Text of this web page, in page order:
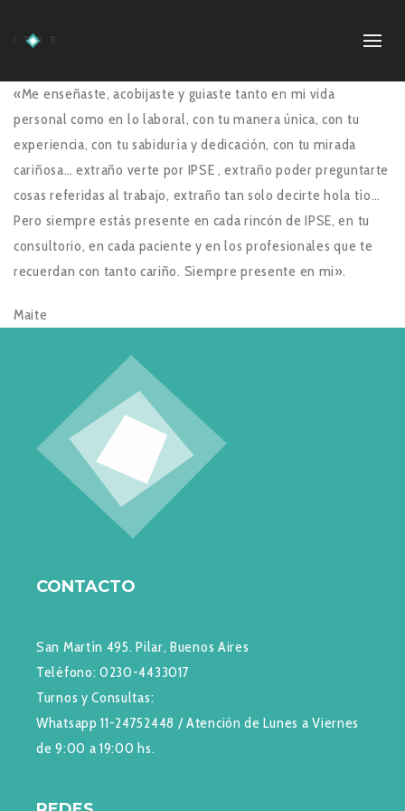
«Me enseñaste, acobijaste y guiaste tanto en mi vida
personal como en lo laboral, con tu manera única, con tu
experiencia, con tu sabiduría y dedicación, con tu mirada
cariñosa… extraño verte por IPSE , extraño poder preguntarte
cosas referidas al trabajo, extraño tan solo decirte hola tío…
Pero siempre estás presente en cada rincón de IPSE, en tu
consultorio, en cada paciente y en los profesionales que te
recuerdan con tanto cariño. Siempre presente en mi».
Maite
CONTACTO
San Martín 495. Pilar, Buenos Aires
Teléfono: 0230-4433017
Turnos y Consultas:
Whatsapp 11-24752448 / Atención de Lunes a Viernes
de 9:00 a 19:00 hs.